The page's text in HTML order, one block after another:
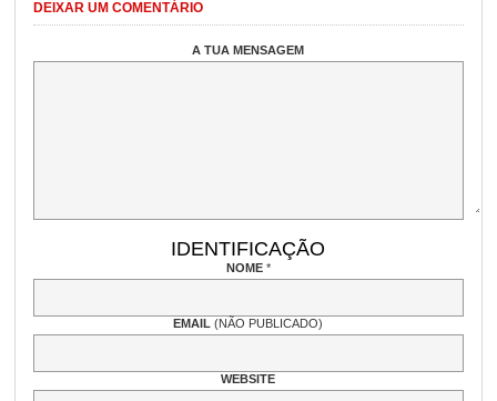
DEIXAR UM COMENTÁRIO
A TUA MENSAGEM
IDENTIFICAÇÃO
NOME *
EMAIL(NÃO PUBLICADO)
WEBSITE